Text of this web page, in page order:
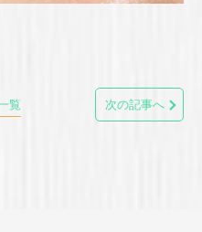
覧 次の記事へ